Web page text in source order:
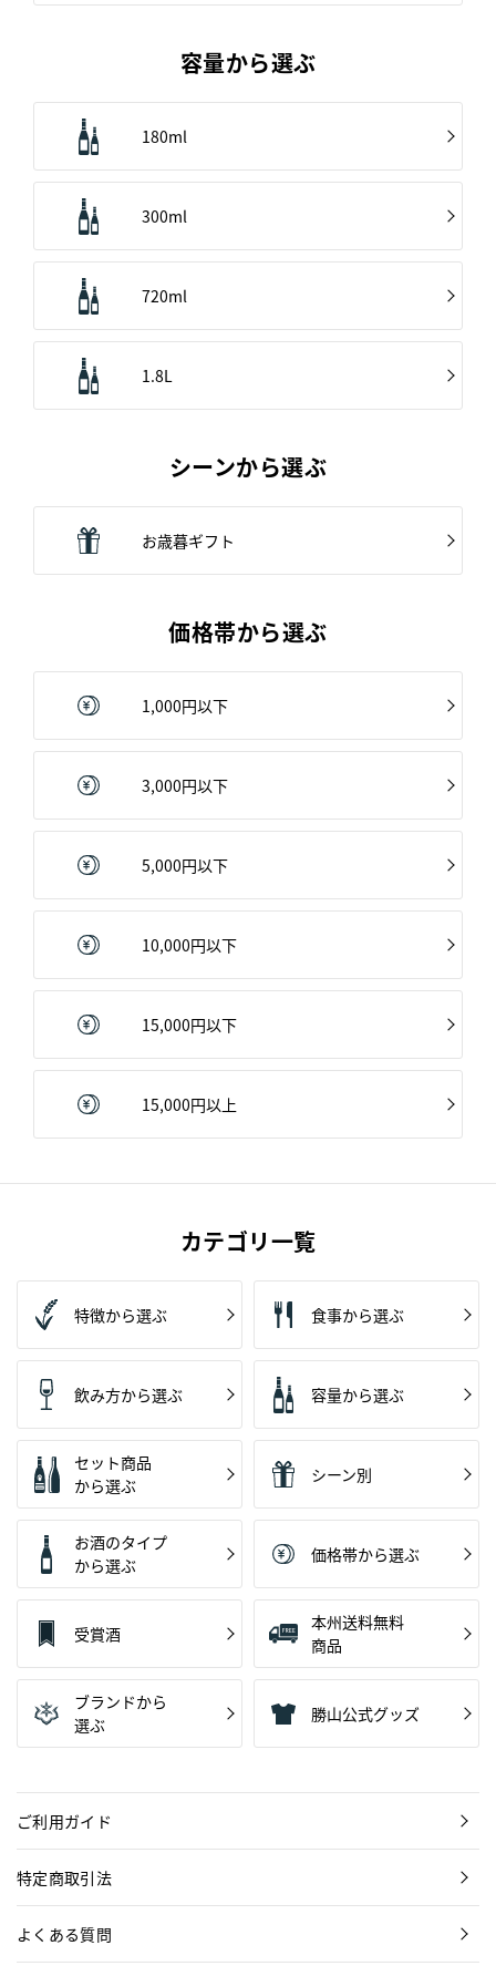
容量から選ぶ
180ml
300ml
720ml
1.8L
シーンから選ぶ
お歳暮ギフト
価格帯から選ぶ
1,000円以下
3,000円以下
5,000円以下
10,000円以下
15,000円以下
15,000円以上
カテゴリ一覧
特徴から選ぶ 食事から選ぶ
飲み方から選ぶ 容量から選ぶ
セット商品
から選ぶ
シーン別
お酒のタイプ
から選ぶ
価格帯から選ぶ
受賞酒
本州送料無料
商品
ブランドから
選ぶ
勝山公式グッズ
ご利用ガイド
特定商取引法
よくある質問